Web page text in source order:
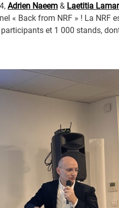
Adrien Naeem & Laetitia
« Back from NRF » ! La NRF
et 1 000 stands,